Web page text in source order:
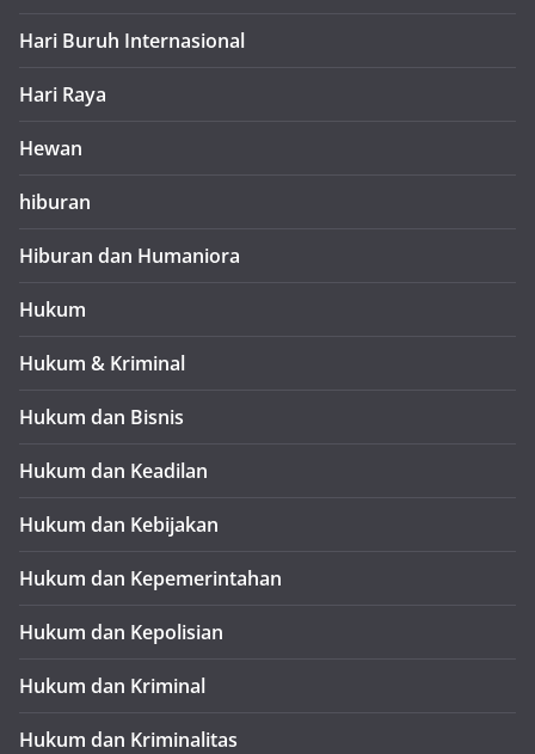
Hari Buruh Internasional
Hari Raya
Hewan
hiburan
Hiburan dan Humaniora
Hukum
Hukum & Kriminal
Hukum dan Bisnis
Hukum dan Keadilan
Hukum dan Kebijakan
Hukum dan Kepemerintahan
Hukum dan Kepolisian
Hukum dan Kriminal
Hukum dan Kriminalitas